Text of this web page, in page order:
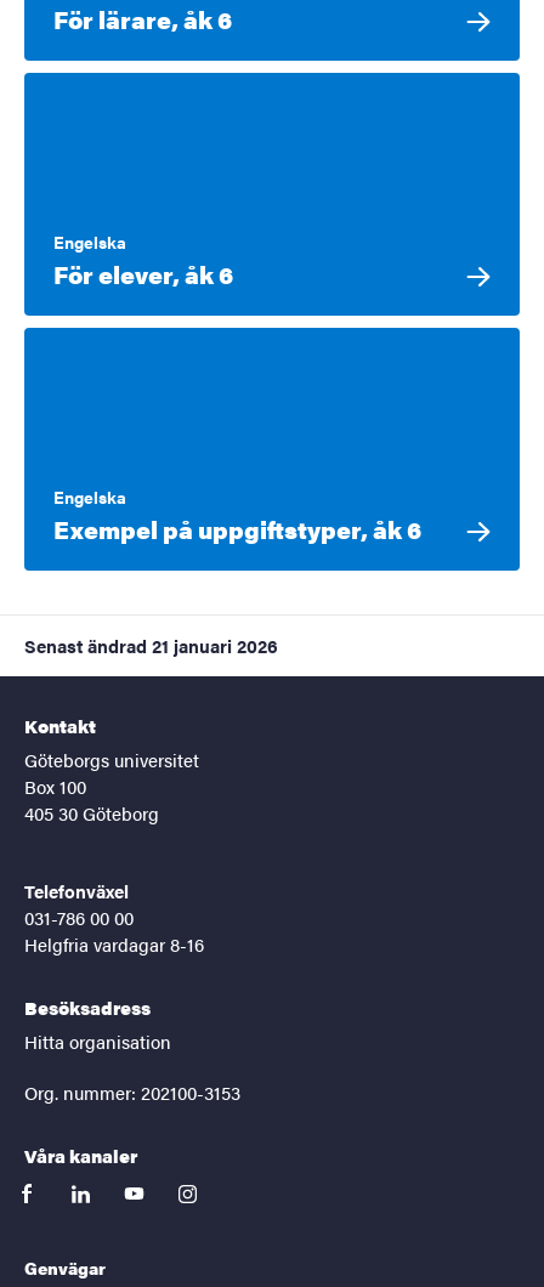
För lärare, åk 6
Engelska
För elever, åk 6
Engelska
Exempel på uppgiftstyper, åk 6
Senast ändrad 21 januari 2026
Kontakt
Göteborgs universitet
Box 100
405 30 Göteborg
Telefonväxel
031-786 00 00
Helgfria vardagar 8-16
Besöksadress
Hitta organisation
Org. nummer: 202100-3153
Våra kanaler
facebooklinkedinyoutubeinstagram
Genvägar